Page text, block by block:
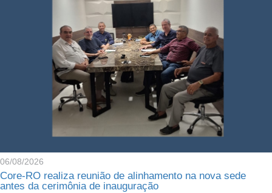
06/08/2026
Core-RO realiza reunião de alinhamento na nova sede
antes da cerimônia de inauguração